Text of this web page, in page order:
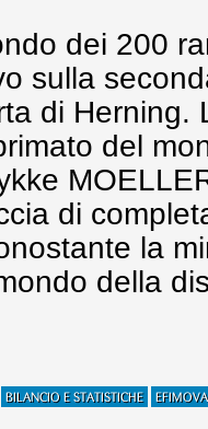
dei 200
sulla
di Herning.
del
di
la
della
BILANCIO E STATISTICHE